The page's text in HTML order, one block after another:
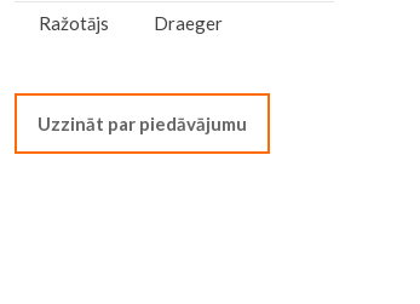
Vairāk
informācijas
Ražotājs Draeger
Uzzināt par piedāvājumu